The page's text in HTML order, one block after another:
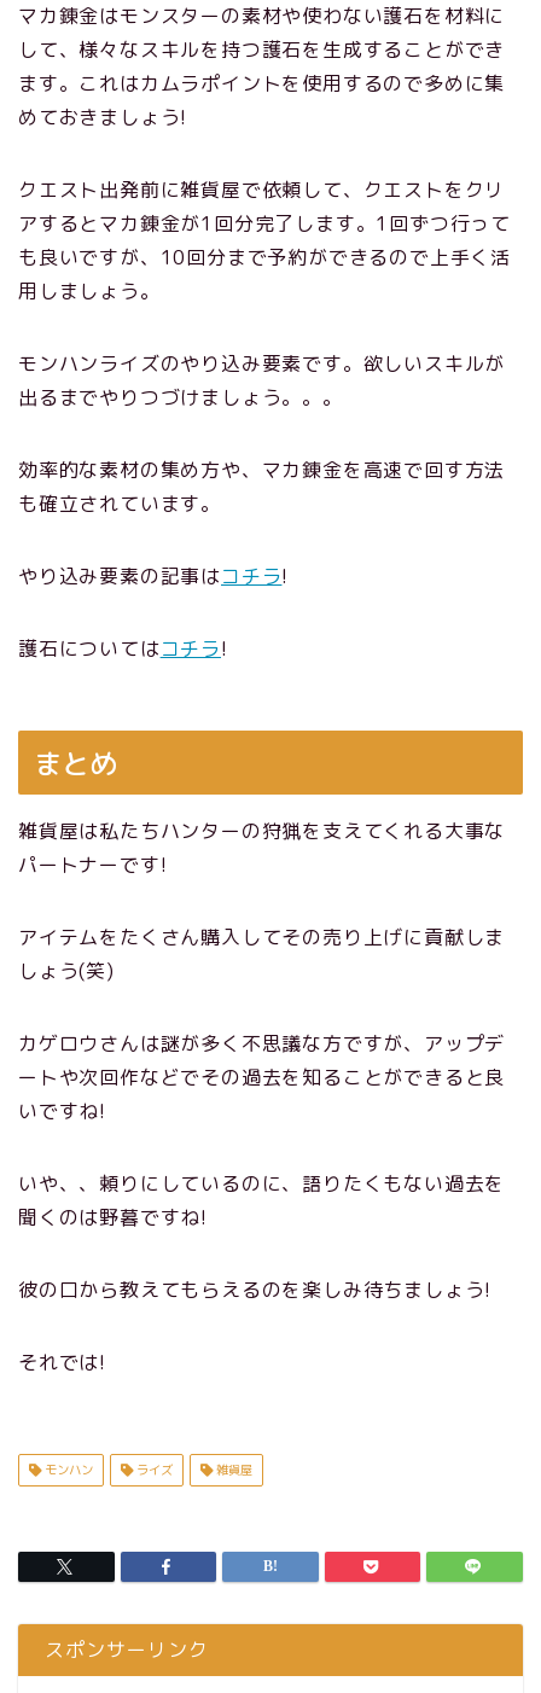
マカ錬金はモンスターの素材や使わない護石を材料に
して、様々なスキルを持つ護石を生成することができ
ます。これはカムラポイントを使用するので多めに集
めておきましょう!
クエスト出発前に雑貨屋で依頼して、クエストをクリ
アするとマカ錬金が1回分完了します。1回ずつ行って
も良いですが、10回分まで予約ができるので上手く活
用しましょう。
モンハンライズのやり込み要素です。欲しいスキルが
出るまでやりつづけましょう。。。
効率的な素材の集め方や、マカ錬金を高速で回す方法
も確立されています。
やり込み要素の記事はコチラ!
護石についてはコチラ!
まとめ
雑貨屋は私たちハンターの狩猟を支えてくれる大事な
パートナーです!
アイテムをたくさん購入してその売り上げに貢献しま
しょう(笑)
カゲロウさんは謎が多く不思議な方ですが、アップデ
ートや次回作などでその過去を知ることができると良
いですね!
いや、、頼りにしているのに、語りたくもない過去を
聞くのは野暮ですね!
彼の口から教えてもらえるのを楽しみ待ちましょう!
それでは!
モンハン ライズ 雑貨屋
スポンサーリンク